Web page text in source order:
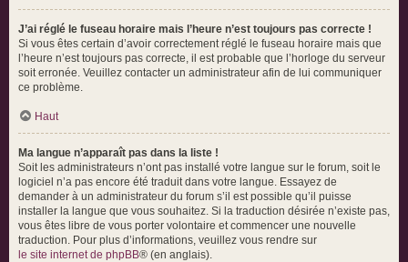
J’ai réglé le fuseau horaire mais l’heure n’est toujours pas correcte !
Si vous êtes certain d’avoir correctement réglé le fuseau horaire mais que
l’heure n’est toujours pas correcte, il est probable que l’horloge du serveur
soit erronée. Veuillez contacter un administrateur afin de lui communiquer
ce problème.
Haut
Ma langue n’apparaît pas dans la liste !
Soit les administrateurs n’ont pas installé votre langue sur le forum, soit le
logiciel n’a pas encore été traduit dans votre langue. Essayez de
demander à un administrateur du forum s’il est possible qu’il puisse
installer la langue que vous souhaitez. Si la traduction désirée n’existe pas,
vous êtes libre de vous porter volontaire et commencer une nouvelle
traduction. Pour plus d’informations, veuillez vous rendre sur
le site internet de phpBB® (en anglais).